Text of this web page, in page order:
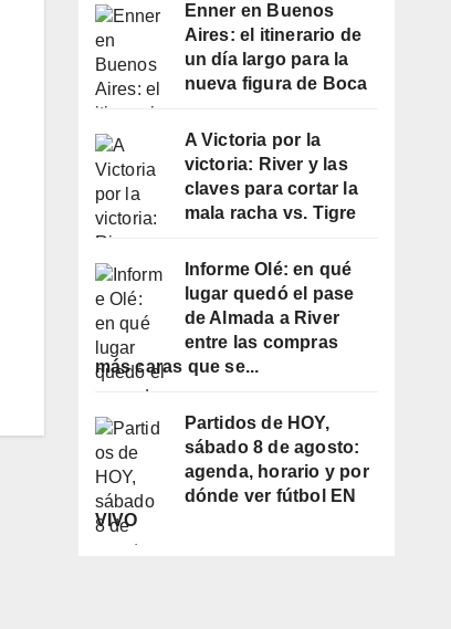
Enner en Buenos
Aires: el itinerario de
un día largo para la
nueva figura de Boca
A Victoria por la
victoria: River y las
claves para cortar la
mala racha vs. Tigre
Informe Olé: en qué
lugar quedó el pase
de Almada a River
entre las compras
más caras que se...
Partidos de HOY,
sábado 8 de agosto:
agenda, horario y por
dónde ver fútbol EN
VIVO